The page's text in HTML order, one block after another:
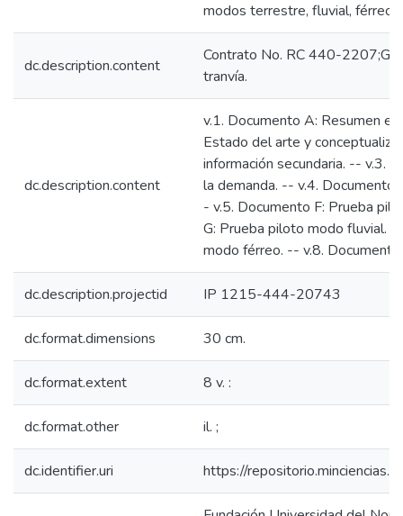
modos terrestre, fluvial, férreo
dc.description.content
Contrato No. RC 440-
tranvía.
dc.description.content
v.1. Documento A: Resumen
Estado del arte y
información secundaria. -- v.3.
la demanda. -- v.4.
- v.5. Documento F: Prueba
G: Prueba piloto modo fluvial.
modo férreo. -- v.8.
dc.description.projectid IP 1215-444-20743
dc.format.dimensions 30 cm.
dc.format.extent 8 v. :
dc.format.other il. ;
dc.identifier.uri https://